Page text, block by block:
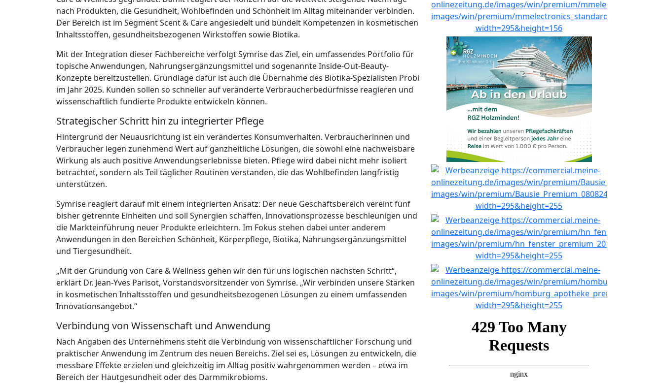
nach Produkten, die Gesundheit, Wohlbefinden und Schönheit im Alltag miteinander verbinden.
Der Bereich ist im Segment Scent & Care angesiedelt und bündelt Kompetenzen in kosmetischen
Inhaltsstoffen, gesundheitsbezogenen Wirkstoffen sowie Biotika.
Mit der Integration dieser Fachbereiche verfolgt Symrise das Ziel, ein umfassendes Portfolio für
topische Anwendungen, Nahrungsergänzungsmittel und sogenannte Inside-Out-Beauty-
Konzepte bereitzustellen. Grundlage dafür ist auch die Übernahme des Biotika-Spezialisten Probi
im Jahr 2025. Kunden sollen so schneller auf veränderte Verbraucherbedürfnisse reagieren und
wissenschaftlich fundierte Produkte entwickeln können.
Strategischer Schritt hin zu integrierter Pflege
Hintergrund der Neuausrichtung ist ein verändertes Konsumverhalten. Verbraucherinnen und
Verbraucher legen zunehmend Wert auf ganzheitliche Lösungen, die sowohl eine nachweisbare
Wirkung als auch positive Anwendungserlebnisse bieten. Pflege wird dabei nicht mehr isoliert
betrachtet, sondern als Teil täglicher Routinen verstanden, die das Wohlbefinden langfristig
unterstützen.
Symrise reagiert darauf mit einem integrierten Ansatz: Der neue Geschäftsbereich vereint fünf
bisher getrennte Einheiten und soll Synergien schaffen, Innovationsprozesse beschleunigen und
die Markteinführung neuer Produkte erleichtern. Im Fokus stehen dabei unter anderem
Anwendungen in den Bereichen Schönheit, Körperpflege, Biotika, Nahrungsergänzungsmittel
und Tiergesundheit.
„Mit der Gründung von Care & Wellness gehen wir den für uns logischen nächsten Schritt“,
erklärt Dr. Jean-Yves Parisot, Vorstandsvorsitzender von Symrise. „Wir verbinden unsere Stärken
in kosmetischen Inhaltsstoffen und gesundheitsbezogenen Lösungen zu einem umfassenden
Innovationsangebot.“
Verbindung von Wissenschaft und Anwendung
Nach Angaben des Unternehmens steht die Verbindung von wissenschaftlicher Forschung und
praktischer Anwendung im Zentrum des neuen Bereichs. Ziel sei es, Lösungen zu entwickeln, die
messbare Effekte erzielen und gleichzeitig im Alltag positiv wahrgenommen werden – etwa im
Bereich der Hautgesundheit oder des Darmmikrobioms.